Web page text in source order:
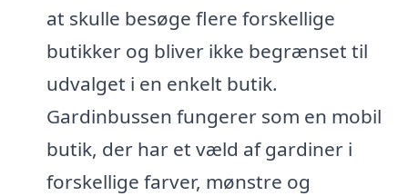
at skulle besøge flere forskellige
butikker og bliver ikke begrænset til
udvalget i en enkelt butik.
Gardinbussen fungerer som en mobil
butik, der har et væld af gardiner i
forskellige farver, mønstre og